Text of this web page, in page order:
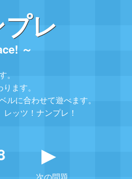
レ
～
ます。
ルに合わせて遊べます。
レッツ！ナンプレ！
▲